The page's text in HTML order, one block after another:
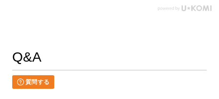
Q&A
質問する